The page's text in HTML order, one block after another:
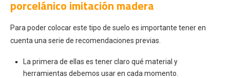
porcelánico imitación madera
Para poder colocar este tipo de suelo es importante tener en
cuenta una serie de recomendaciones previas.
La primera de ellas es tener claro qué material y
herramientas debemos usar en cada momento.